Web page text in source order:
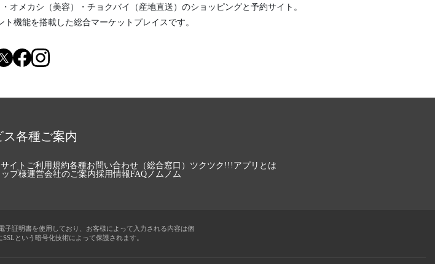
・ オメカシ（美容） ・ チョクバイ（産地直送） のショッピングと予約サイト。
ト機能を搭載した総合マーケットプレイスです。
各種ご案内
サイトご利用規約各種お問い合わせ（総合窓口） ツクツク!!!アプリとは
プ様運営会社のご案内採用情報FAQノムノム
子証明書を使用しており、お客様によって入力される内容は個
という暗号化技術によって保護されます。